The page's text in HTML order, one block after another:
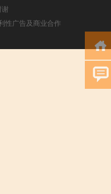
性广告及商业合作